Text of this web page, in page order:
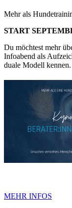
Mehr als
START
Du möchtest mehr
Infoabend als
duale Modell
MEHR INFOS